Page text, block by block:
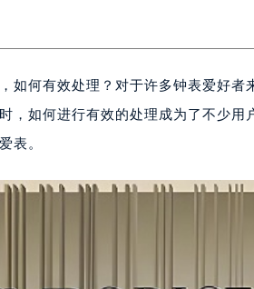
如何有效处理？对于许多钟表爱好
，如何进行有效的处理成为了不少
表。